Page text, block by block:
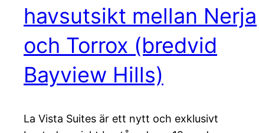
havsutsikt mellan Nerja
och Torrox (bredvid
Bayview Hills)
La Vista Suites är ett nytt och exklusivt